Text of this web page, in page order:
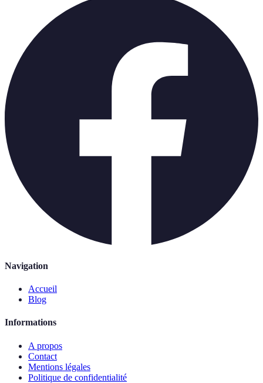
Navigation
Accueil
Blog
Informations
A propos
Contact
Mentions légales
Politique de confidentialité